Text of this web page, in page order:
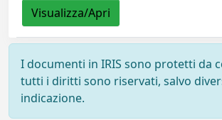
Visualizza/Apri
I documenti in IRIS sono protetti da
tutti i diritti sono riservati, salvo
indicazione.